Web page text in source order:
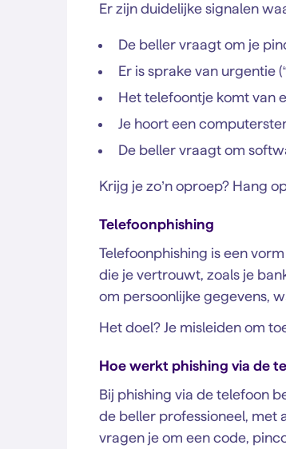
Er zijn duidelijke signalen
De beller vraagt om je
Er is sprake van urgentie
Het telefoontje komt van
Je hoort een
De beller vraagt om
Krijg je zo’n oproep? Hang
Telefoonphishing
Telefoonphishing is een
die je vertrouwt, zoals je
om persoonlijke gegevens,
Het doel? Je misleiden om
Hoe werkt phishing via de
Bij phishing via de telefoon
de beller professioneel, met
vragen je om een code,